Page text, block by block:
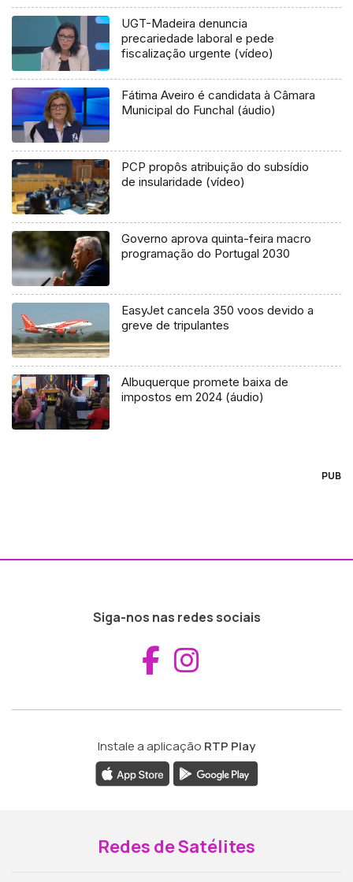
UGT-Madeira denuncia
precariedade laboral e pede
fiscalização urgente (vídeo)
Fátima Aveiro é candidata à Câmara
Municipal do Funchal (áudio)
PCP propôs atribuição do subsídio
de insularidade (vídeo)
Governo aprova quinta-feira macro
programação do Portugal 2030
EasyJet cancela 350 voos devido a
greve de tripulantes
Albuquerque promete baixa de
impostos em 2024 (áudio)
PUB
Siga-nos nas redes sociais
Aceder ao
Instale a aplicação RTP Play
Redes de Satélites